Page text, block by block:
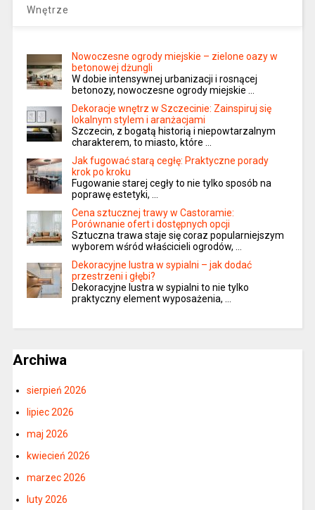
Wnętrze
Nowoczesne ogrody miejskie – zielone oazy w
betonowej dżungli
W dobie intensywnej urbanizacji i rosnącej
betonozy, nowoczesne ogrody miejskie …
Dekoracje wnętrz w Szczecinie: Zainspiruj się
lokalnym stylem i aranżacjami
Szczecin, z bogatą historią i niepowtarzalnym
charakterem, to miasto, które …
Jak fugować starą cegłę: Praktyczne porady
krok po kroku
Fugowanie starej cegły to nie tylko sposób na
poprawę estetyki, …
Cena sztucznej trawy w Castoramie:
Porównanie ofert i dostępnych opcji
Sztuczna trawa staje się coraz popularniejszym
wyborem wśród właścicieli ogrodów, …
Dekoracyjne lustra w sypialni – jak dodać
przestrzeni i głębi?
Dekoracyjne lustra w sypialni to nie tylko
praktyczny element wyposażenia, …
Archiwa
sierpień 2026
lipiec 2026
maj 2026
kwiecień 2026
marzec 2026
luty 2026